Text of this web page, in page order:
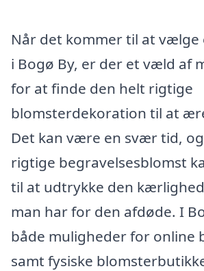
Når det kommer til at vælge
i Bogø By, er der et væld af
for at finde den helt rigtige
blomsterdekoration til at
Det kan være en svær tid,
rigtige begravelsesblomst
til at udtrykke den
man har for den afdøde. I
både muligheder for online
samt fysiske